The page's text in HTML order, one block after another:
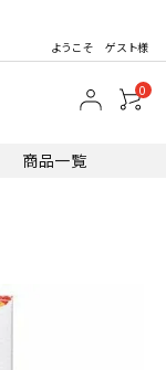
ようこそ ゲスト様
0
商品一覧